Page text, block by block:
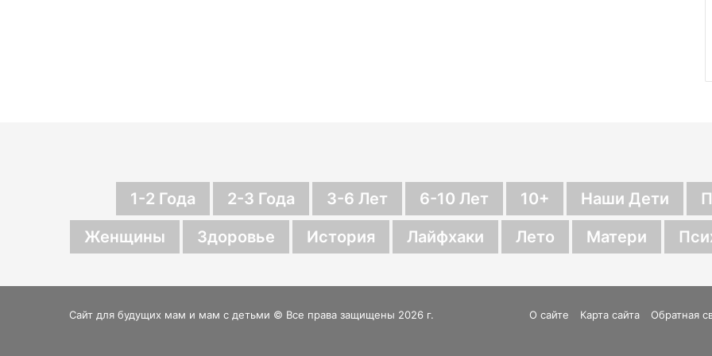
1-2 Года 2-3 Года 3-6 Лет 6-10 Лет 10+ Наши Дети
Женщины
Здоровье История Лайфхаки Лето Матери
Сайт для будущих мам и мам с детьми © Все права защищены 2026 г. О сайте Карта сайта Обратная